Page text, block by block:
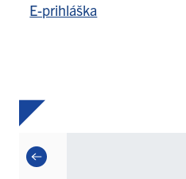
E-prihláška